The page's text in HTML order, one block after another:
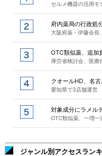
セルメ機器の活用モ
府内薬局の行政処
大阪府薬・伊藤会長
OTC類似薬、追加
厚労省検討会、医療
クオールHD、名
愛知県で3店舗運営
対象成分にラメル
OTC類似薬、一増
ジャンル別アクセスラン